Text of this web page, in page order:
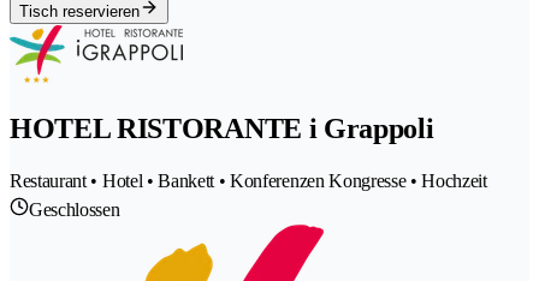
Tisch reservieren
HOTEL RISTORANTE i Grappoli
Restaurant • Hotel • Bankett • Konferenzen Kongresse • Hochzeit
Geschlossen